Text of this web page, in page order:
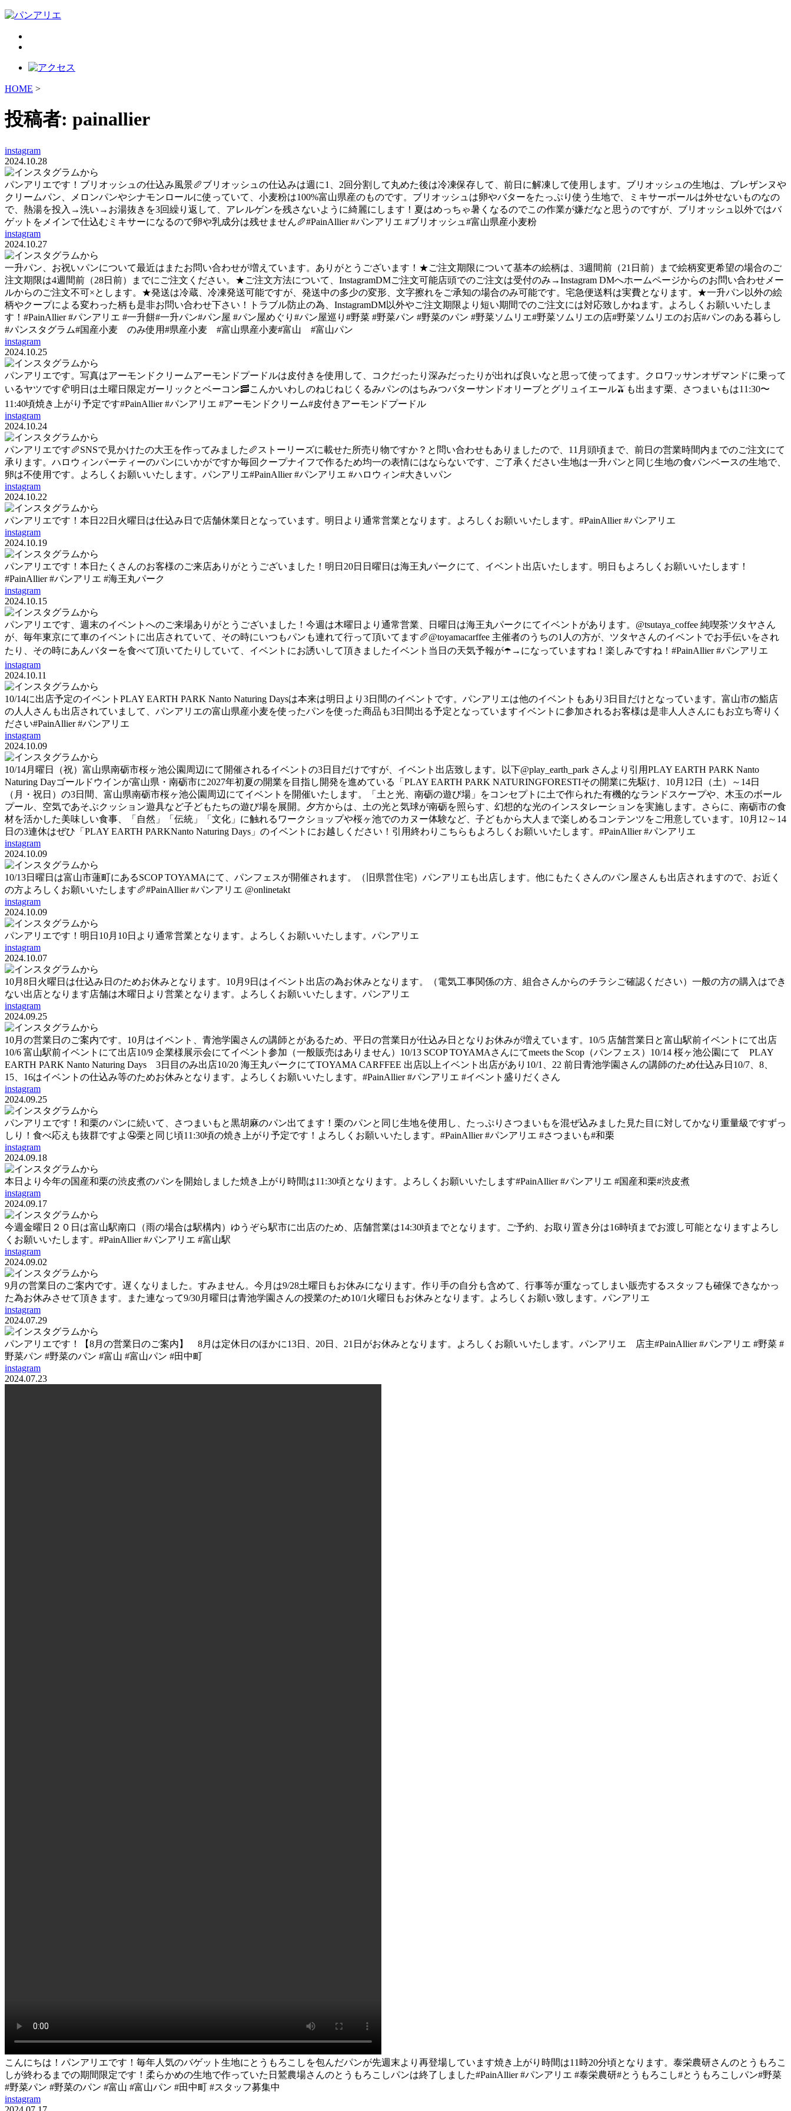
HOME >
投稿者: painallier
instagram
2024.10.28
パンアリエです！ブリオッシュの仕込み風景🥖ブリオッシュの仕込みは週に1、2回分割して丸めた後は冷凍保存して、前日に解凍して使用します。ブリオッシュの生地は、ブレザンヌや
クリームパン、メロンパンやシナモンロールに使っていて、小麦粉は100%富山県産のものです。ブリオッシュは卵やバターをたっぷり使う生地で、ミキサーボールは外せないものなの
で、熱湯を投入→洗い→お湯抜きを3回繰り返して、アレルゲンを残さないように綺麗にします！夏はめっちゃ暑くなるのでこの作業が嫌だなと思うのですが、ブリオッシュ以外ではバ
ゲットをメインで仕込むミキサーになるので卵や乳成分は残せません🥖#PainAllier #パンアリエ #ブリオッシュ#富山県産小麦粉
instagram
2024.10.27
一升パン、お祝いパンについて最近はまたお問い合わせが増えています。ありがとうございます！★ご注文期限について基本の絵柄は、3週間前（21日前）まで絵柄変更希望の場合のご
注文期限は4週間前（28日前）までにご注文ください。★ご注文方法について、InstagramDMご注文可能︎店頭でのご注文は受付のみ→Instagram DMへ︎ホームページからのお問い合わせメー
ルからのご注文不可×とします。★発送は冷蔵、冷凍発送可能ですが、発送中の多少の変形、文字擦れをご承知の場合のみ可能です。宅急便送料は実費となります。★一升パン以外の絵
柄やクープによる変わった柄も是非お問い合わせ下さい！トラブル防止の為、InstagramDM以外やご注文期限より短い期間でのご注文には対応致しかねます。よろしくお願いいたしま
す！#PainAllier #パンアリエ #一升餅#一升パン#パン屋 #パン屋めぐり#パン屋巡り#野菜 #野菜パン #野菜のパン #野菜ソムリエ#野菜ソムリエの店#野菜ソムリエのお店#パンのある暮らし
#パンスタグラム#国産小麦 のみ使用#県産小麦 #富山県産小麦#富山 #富山パン
instagram
2024.10.25
パンアリエです。写真はアーモンドクリーム️アーモンドプードルは皮付きを使用して、コクだったり深みだったりが出れば良いなと思って使ってます。クロワッサンオザマンドに乗って
いるヤツです🥐明日は土曜日限定ガーリックとベーコン🥓こんかいわしのねじねじくるみパンのはちみつバターサンドオリーブとグリュイエール🫒も出ます栗、さつまいもは11:30〜
11:40頃焼き上がり予定です️#PainAllier #パンアリエ #アーモンドクリーム#皮付きアーモンドプードル
instagram
2024.10.24
パンアリエです🥖SNSで見かけたの大王を作ってみました🥖ストーリーズに載せた所売り物ですか？と問い合わせもありましたので、11月頭頃まで、前日の営業時間内までのご注文にて
承ります。ハロウィンパーティーのパンにいかがですか毎回クープナイフで作るため均一の表情にはならないです、ご了承ください生地は一升パンと同じ生地の食パンベースの生地で、
卵は不使用です。よろしくお願いいたします。パンアリエ#PainAllier #パンアリエ #ハロウィン#大きいパン
instagram
2024.10.22
パンアリエです！本日22日火曜日は仕込み日で店舗休業日となっています。明日より通常営業となります。よろしくお願いいたします。#PainAllier #パンアリエ
instagram
2024.10.19
パンアリエです！本日たくさんのお客様のご来店ありがとうございました！明日20日日曜日は海王丸パークにて、イベント出店いたします。明日もよろしくお願いいたします！
#PainAllier #パンアリエ #海王丸パーク
instagram
2024.10.15
パンアリエです、週末のイベントへのご来場ありがとうございました！今週は木曜日より通常営業、日曜日は海王丸パークにてイベントがあります。@tsutaya_coffee 純喫茶ツタヤさん
が、毎年東京にて車のイベントに出店されていて、その時にいつもパンも連れて行って頂いてます🥖@toyamacarffee 主催者のうちの1人の方が、︎ツタヤさんのイベントでお手伝いをされ
たり、その時にあんバターを食べて頂いてたりしていて、イベントにお誘いして頂きましたイベント当日の天気予報が☂️→️になっていますね！楽しみですね！#PainAllier #パンアリエ
instagram
2024.10.11
10/14に出店予定のイベントPLAY EARTH PARK Nanto Naturing Daysは本来は明日より3日間のイベントです。パンアリエは他のイベントもあり3日目だけとなっています。富山市の鮨店
の人人さんも出店されていまして、パンアリエの富山県産小麦を使ったパンを使った商品も3日間出る予定となっていますイベントに参加されるお客様は是非人人さんにもお立ち寄りく
ださい️#PainAllier #パンアリエ
instagram
2024.10.09
10/14月曜日（祝）富山県南砺市桜ヶ池公園周辺にて開催されるイベントの3日目だけですが、イベント出店致します。以下@play_earth_park さんより引用︎PLAY EARTH PARK Nanto
Naturing Dayゴールドウインが富山県・南砺市に2027年初夏の開業を目指し開発を進めている「PLAY EARTH PARK NATURINGFORESTIその開業に先駆け、10月12日（土）～14日
（月・祝日）の3日間、富山県南砺市桜ヶ池公園周辺にてイベントを開催いたします。「土と光、南砺の遊び場」をコンセプトに土で作られた有機的なランドスケープや、木玉のボール
プール、空気であそぶクッション遊具など子どもたちの遊び場を展開。夕方からは、土の光と気球が南砺を照らす、幻想的な光のインスタレーションを実施します。さらに、南砺市の食
材を活かした美味しい食事、「自然」「伝統」「文化」に触れるワークショップや桜ヶ池でのカヌー体験など、子どもから大人まで楽しめるコンテンツをご用意しています。10月12～14
日の3連休はぜひ「PLAY EARTH PARKNanto Naturing Days」のイベントにお越しください！引用終わりこちらもよろしくお願いいたします。#PainAllier #パンアリエ
instagram
2024.10.09
10/13日曜日は富山市蓮町にあるSCOP TOYAMAにて、パンフェスが開催されます。（旧県営住宅）パンアリエも出店します。他にもたくさんのパン屋さんも出店されますので、お近く
の方よろしくお願いいたします🥖#PainAllier #パンアリエ @onlinetakt
instagram
2024.10.09
パンアリエです！明日10月10日より通常営業となります。よろしくお願いいたします。パンアリエ
instagram
2024.10.07
10月8日火曜日は仕込み日のためお休みとなります。10月9日はイベント出店の為お休みとなります。（電気工事関係の方、組合さんからのチラシご確認ください）一般の方の購入はでき
ない出店となります店舗は木曜日より営業となります。よろしくお願いいたします。パンアリエ
instagram
2024.09.25
10月の営業日のご案内です。10月はイベント、青池学園さんの講師とがあるため、平日の営業日が仕込み日となりお休みが増えています。10/5 店舗営業日と富山駅前イベントにて出店
10/6 富山駅前イベントにて出店10/9 企業様展示会にてイベント参加（一般販売はありません）10/13 SCOP TOYAMAさんにてmeets the Scop（パンフェス）10/14 桜ヶ池公園にて PLAY
EARTH PARK Nanto Naturing Days 3日目のみ出店10/20 海王丸パークにてTOYAMA CARFFEE 出店以上イベント出店があり10/1、22 前日青池学園さんの講師のため仕込み日10/7、8、
15、16はイベントの仕込み等のためお休みとなります。よろしくお願いいたします。#PainAllier #パンアリエ #イベント盛りだくさん
instagram
2024.09.25
パンアリエです！和栗のパンに続いて、さつまいもと黒胡麻のパン出てます！栗のパンと同じ生地を使用し、たっぷりさつまいもを混ぜ込みました️見た目に対してかなり重量級ですずっ
しり！食べ応えも抜群ですよ🤤栗と同じ頃11:30頃の焼き上がり予定です！よろしくお願いいたします。#PainAllier #パンアリエ #さつまいも#和栗
instagram
2024.09.18
本日より今年の国産和栗の渋皮煮のパンを開始しました焼き上がり時間は11:30頃となります。よろしくお願いいたします#PainAllier #パンアリエ #国産和栗#渋皮煮
instagram
2024.09.17
今週金曜日２０日は富山駅南口（雨の場合は駅構内）ゆうぞら駅市に出店のため、店舗営業は14:30頃までとなります。ご予約、お取り置き分は16時頃までお渡し可能となりますよろし
くお願いいたします。#PainAllier #パンアリエ #富山駅
instagram
2024.09.02
9月の営業日のご案内です。遅くなりました。すみません。今月は9/28土曜日もお休みになります。作り手の自分も含めて、行事等が重なってしまい販売するスタッフも確保できなかっ
た為お休みさせて頂きます。また連なって9/30月曜日は青池学園さんの授業のため10/1火曜日もお休みとなります。よろしくお願い致します。パンアリエ
instagram
2024.07.29
パンアリエです！【8月の営業日のご案内】 8月は定休日のほかに13日、20日、21日がお休みとなります。よろしくお願いいたします。パンアリエ 店主#PainAllier #パンアリエ #野菜 #
野菜パン #野菜のパン #富山 #富山パン #田中町
instagram
2024.07.23
こんにちは！パンアリエです！毎年人気のバゲット生地にとうもろこしを包んだパンが先週末より再登場しています焼き上がり時間は11時20分頃となります。泰栄農研さんのとうもろこ
しが終わるまでの期間限定です！柔らかめの生地で作っていた日鷲農場さんのとうもろこしパンは終了しました#PainAllier #パンアリエ #泰栄農研#とうもろこし#とうもろこしパン#野菜
#野菜パン #野菜のパン #富山 #富山パン #田中町 #スタッフ募集中
instagram